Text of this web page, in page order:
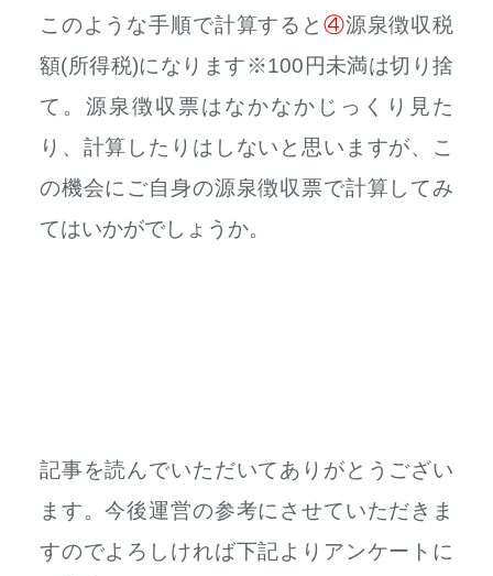
このような手順で計算すると ④源泉徴収税
額(所得税)になります※100円未満は切り捨
て。源泉徴収票はなかなかじっくり見た
り、計算したりはしないと思いますが、こ
の機会にご自身の源泉徴収票で計算してみ
てはいかがでしょうか。
記事を読んでいただいてありがとうござい
ます。今後運営の参考にさせていただきま
すのでよろしければ下記よりアンケートに